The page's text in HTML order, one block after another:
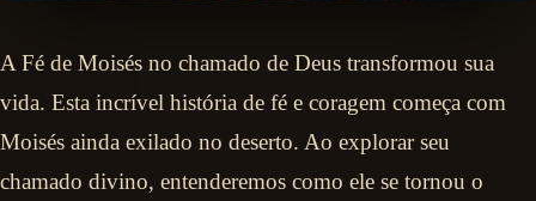
A Fé de Moisés no chamado de Deus transformou sua
vida. Esta incrível história de fé e coragem começa com
Moisés ainda exilado no deserto. Ao explorar seu
chamado divino, entenderemos como ele se tornou o